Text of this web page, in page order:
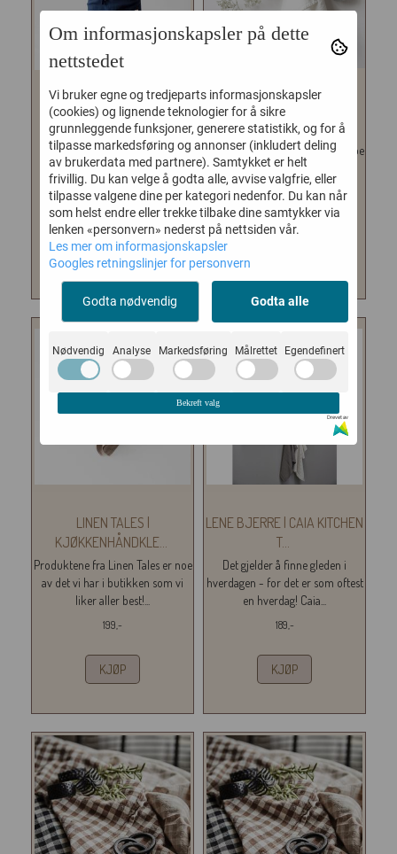
LINEN TALES | GARCON
FORKLE...
Den perfekte gaven til
kokkeløren! Forkle laget i tykk
solid lin som er...
799,-
KJØP
LINEN TALES |
KJØKKENHÅNDKLE...
Produktene fra Linen Tales er noe
av det vi har i butikken som vi
liker aller best!...
199,-
LINEN TALES |
KJØKKENHÅNDKLE...
Produktene fra Linen Tales er noe
av det vi har i butikken som vi
liker aller best!...
199,-
KJØP
LENE BJERRE | CAIA KITCHEN
T...
Det gjelder å finne gleden i
hverdagen - for det er som oftest
en hverdag! Caia...
189,-
KJØP
Om informasjonskapsler på dette
nettstedet
Vi bruker egne og tredjeparts informasjonskapsler
(cookies) og lignende teknologier for å sikre
grunnleggende funksjoner, generere statistikk, og for å
tilpasse markedsføring og annonser (inkludert deling
av brukerdata med partnere). Samtykket er helt
frivillig. Du kan velge å godta alle, avvise valgfrie, eller
tilpasse valgene dine per kategori nedenfor. Du kan når
som helst endre eller trekke tilbake dine samtykker via
lenken «personvern» nederst på nettsiden vår.
Les mer om informasjonskapsler
Googles retningslinjer for personvern
Godta nødvendig Godta alle
Nødvendig Analyse Markedsføring Målrettet Egendefinert
Bekreft valg
Drevet av